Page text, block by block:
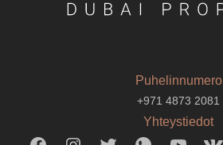
Puhelinnumero
+971 4873 2081
Yhteystiedot